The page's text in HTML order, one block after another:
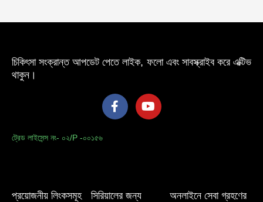
চিকিৎসা সংক্রান্ত আপডেট পেতে লাইক, ফলো এবং সাবস্ক্রাইব করে এক্টিভ
থাকুন।
F
a
c
-
Y
o
u
ট্রেড লাইসেন্স নং- ০২/P -০০১৫৬
প্রয়োজনীয় লিংকসমূহ সিরিয়ালের জন্য
অনলাইনে সেবা গ্রহণের